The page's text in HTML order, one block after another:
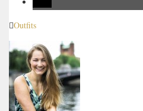
Outfits